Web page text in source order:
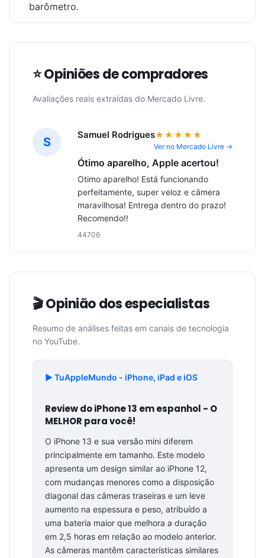
barômetro.
⭐ Opiniões de compradores
Avaliações reais extraídas do Mercado Livre.
S Samuel Rodrigues★★★★★
Ver no Mercado Livre →
Ótimo aparelho, Apple acertou!
Otimo aparelho! Está funcionando
perfeitamente, super veloz e câmera
maravilhosa! Entrega dentro do prazo!
Recomendo!!
44706
🎬 Opinião dos especialistas
Resumo de análises feitas em canais de tecnologia
no YouTube.
▶️ TuAppleMundo - iPhone, iPad e iOS
Review do iPhone 13 em espanhol - O
MELHOR para você!
O iPhone 13 e sua versão mini diferem
principalmente em tamanho. Este modelo
apresenta um design similar ao iPhone 12,
com mudanças menores como a disposição
diagonal das câmeras traseiras e um leve
aumento na espessura e peso, atribuído a
uma bateria maior que melhora a duração
em 2,5 horas em relação ao modelo anterior.
As câmeras mantêm características similares